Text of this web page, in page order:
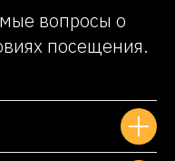
вопросы о
посещения.